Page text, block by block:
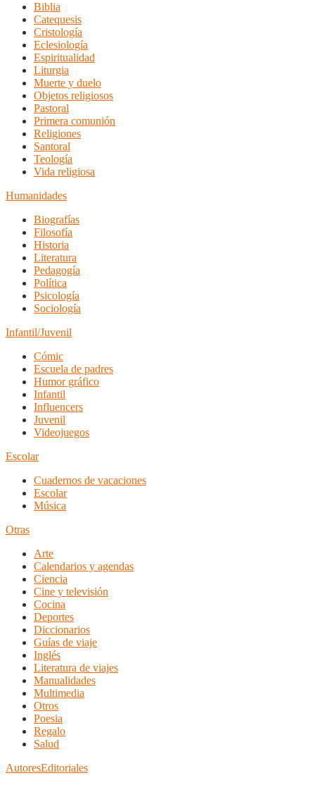
Biblia
Catequesis
Cristología
Eclesiología
Espiritualidad
Liturgia
Muerte y duelo
Objetos religiosos
Pastoral
Primera comunión
Religiones
Santoral
Teología
Vida religiosa
Humanidades
Biografías
Filosofía
Historia
Literatura
Pedagogía
Política
Psicología
Sociología
Infantil/Juvenil
Cómic
Escuela de padres
Humor gráfico
Infantil
Influencers
Juvenil
Videojuegos
Escolar
Cuadernos de vacaciones
Escolar
Música
Otras
Arte
Calendarios y agendas
Ciencia
Cine y televisión
Cocina
Deportes
Diccionarios
Guías de viaje
Inglés
Literatura de viajes
Manualidades
Multimedia
Otros
Poesia
Regalo
Salud
AutoresEditoriales